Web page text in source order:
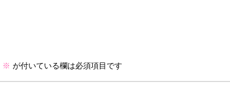
※ が付いている欄は必須項目です